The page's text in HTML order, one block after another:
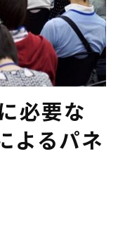
必要な
よるパネ